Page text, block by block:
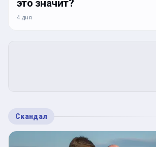
это значит?
4 дня
Скандал